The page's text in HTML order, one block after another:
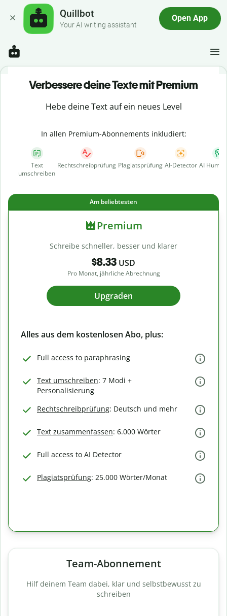
Quillbot
Your AI writing assistant
Open App
Verbessere deine Texte mit Premium
Hebe deine Text auf ein neues Level
In allen Premium-Abonnements inkludiert:
Text
umschreiben
Rechtschreibprüfung Plagiatsprüfung AI-Detector AI
Am beliebtesten
Premium
Schreibe schneller, besser und klarer
$8.33 USD
Pro Monat, jährliche Abrechnung
Upgraden
Alles aus dem kostenlosen Abo, plus:
Full access to paraphrasing
Text umschreiben: 7 Modi +
Personalisierung
Rechtschreibprüfung: Deutsch und mehr
Text zusammenfassen: 6.000 Wörter
Full access to AI Detector
Plagiatsprüfung: 25.000 Wörter/Monat
Team-Abonnement
Hilf deinem Team dabei, klar und selbstbewusst zu
schreiben